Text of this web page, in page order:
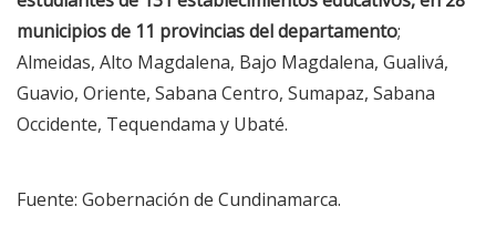
municipios de 11 provincias del departamento;
Almeidas, Alto Magdalena, Bajo Magdalena, Gualivá,
Guavio, Oriente, Sabana Centro, Sumapaz, Sabana
Occidente, Tequendama y Ubaté.
Fuente: Gobernación de Cundinamarca.